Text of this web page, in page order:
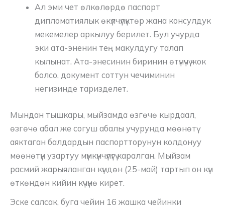
Ал эми чет өлкөлөрдө паспорт
дипломатиялык өкүлчүлүктөр жана консулдук
мекемелер аркылуу берилет. Бул учурда
эки ата-эненин тең макулдугу талап
кылынат. Ата-энесинин биринин өтүнүчү жок
болсо, документ соттун чечиминин
негизинде таризделет.
Мындан тышкары, мыйзамда өзгөчө кырдаал,
өзгөчө абал же согуш абалы учурунда мөөнөтү
аяктаган балдардын паспортторунун колдонуу
мөөнөтүн узартуу мүмкүнчүлүгү каралган. Мыйзам
расмий жарыяланган күндөн (25-май) тартып он күн
өткөндөн кийин күчүнө кирет.
Эске салсак, буга чейин 16 жашка чейинки